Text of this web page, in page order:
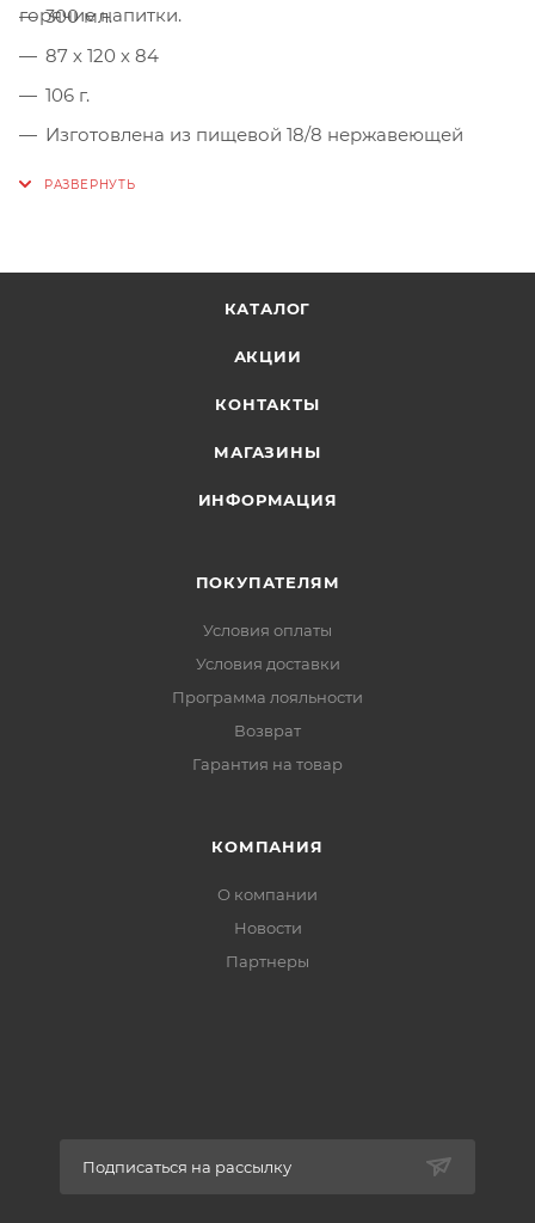
горячие напитки.
300 мл.
87 х 120 х 84
106 г.
Изготовлена из пищевой 18/8 нержавеющей
покрытия.
КАТАЛОГ
АКЦИИ
КОНТАКТЫ
МАГАЗИНЫ
ИНФОРМАЦИЯ
ПОКУПАТЕЛЯМ
Условия оплаты
Условия доставки
Программа лояльности
Возврат
Гарантия на товар
КОМПАНИЯ
О компании
Новости
Партнеры
Подписаться на рассылку